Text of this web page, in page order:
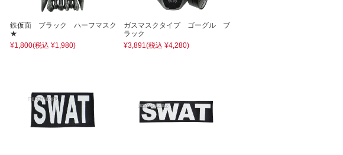
鉄仮面 ブラック ハーフマスク
★
¥1,800(税込 ¥1,980)
ガスマスクタイプ ゴーグル ブ
ラック
¥3,891(税込 ¥4,280)